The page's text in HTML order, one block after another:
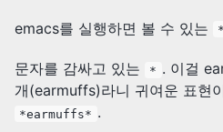
emacs를 실행하면 볼 수 있는
문자를 감싸고 있는 * . 이걸
개(earmuffs)라니 귀여운 표현
*earmuffs* .